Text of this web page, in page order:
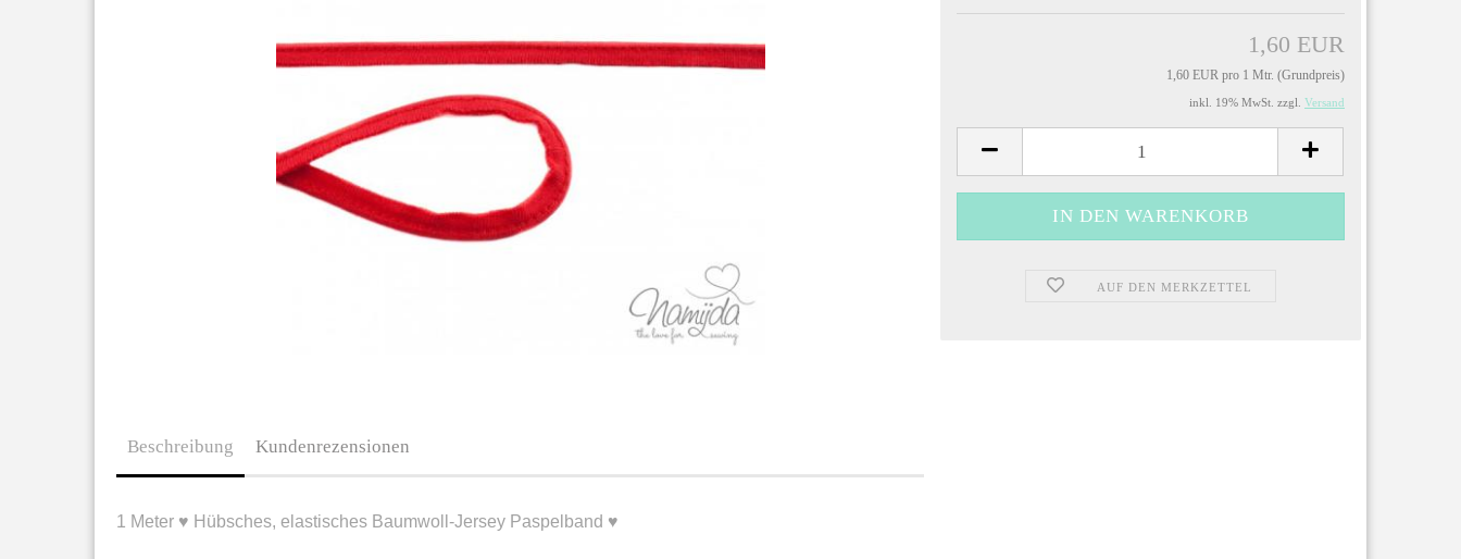
1,60 EUR
1,60 EUR pro 1 Mtr. (Grundpreis)
inkl. 19% MwSt. zzgl. Versand
AUF DEN MERKZETTEL
Beschreibung Kundenrezensionen
1 Meter ♥ Hübsches, elastisches Baumwoll-Jersey Paspelband ♥